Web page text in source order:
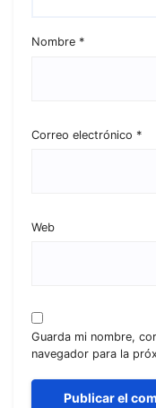
Nombre *
Correo electrónico *
Web
Guarda mi nombre,
navegador para la